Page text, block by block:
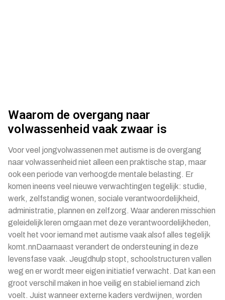
Waarom de overgang naar
volwassenheid vaak zwaar is
Voor veel jongvolwassenen met autisme is de overgang
naar volwassenheid niet alleen een praktische stap, maar
ook een periode van verhoogde mentale belasting. Er
komen ineens veel nieuwe verwachtingen tegelijk: studie,
werk, zelfstandig wonen, sociale verantwoordelijkheid,
administratie, plannen en zelfzorg. Waar anderen misschien
geleidelijk leren omgaan met deze verantwoordelijkheden,
voelt het voor iemand met autisme vaak alsof alles tegelijk
komt.nnDaarnaast verandert de ondersteuning in deze
levensfase vaak. Jeugdhulp stopt, schoolstructuren vallen
weg en er wordt meer eigen initiatief verwacht. Dat kan een
groot verschil maken in hoe veilig en stabiel iemand zich
voelt. Juist wanneer externe kaders verdwijnen, worden